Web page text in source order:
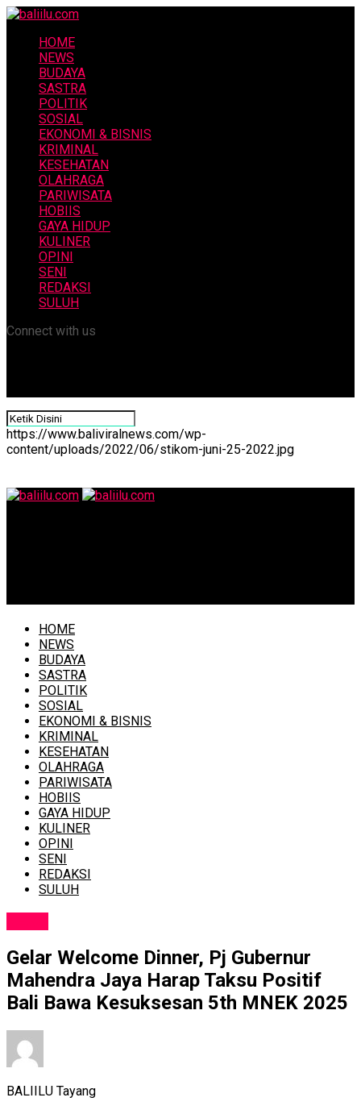
HOME
NEWS
BUDAYA
SASTRA
POLITIK
SOSIAL
EKONOMI & BISNIS
KRIMINAL
KESEHATAN
OLAHRAGA
PARIWISATA
HOBIIS
GAYA HIDUP
KULINER
OPINI
SENI
REDAKSI
SULUH
Connect with us
https://www.baliviralnews.com/wp-
content/uploads/2022/06/stikom-juni-25-2022.jpg
HOME
NEWS
BUDAYA
SASTRA
POLITIK
SOSIAL
EKONOMI & BISNIS
KRIMINAL
KESEHATAN
OLAHRAGA
PARIWISATA
HOBIIS
GAYA HIDUP
KULINER
OPINI
SENI
REDAKSI
SULUH
Gelar Welcome Dinner, Pj Gubernur
Mahendra Jaya Harap Taksu Positif
Bali Bawa Kesuksesan 5th MNEK 2025
BALIILU Tayang